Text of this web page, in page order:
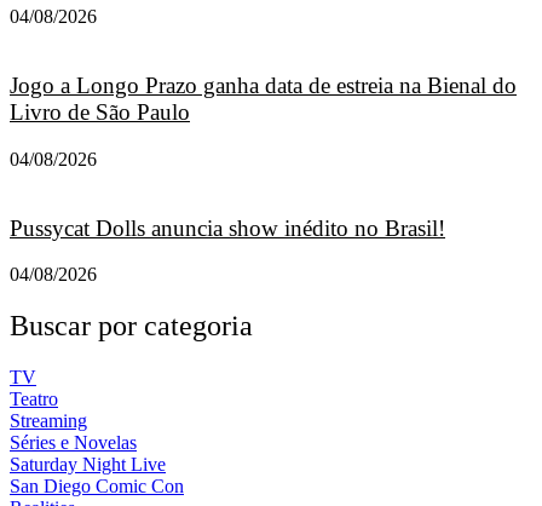
04/08/2026
Jogo a Longo Prazo ganha data de estreia na Bienal do
Livro de São Paulo
04/08/2026
Pussycat Dolls anuncia show inédito no Brasil!
04/08/2026
Buscar por categoria
TV
Teatro
Streaming
Séries e Novelas
Saturday Night Live
San Diego Comic Con